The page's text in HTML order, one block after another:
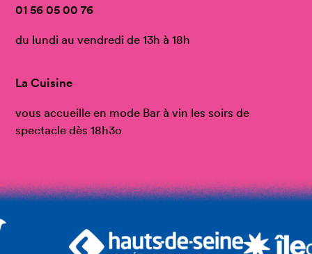
01 56 05 00 76
du lundi au vendredi de 13h à 18h
La Cuisine
vous accueille en mode Bar à vin les soirs de
spectacle dès 18h3o